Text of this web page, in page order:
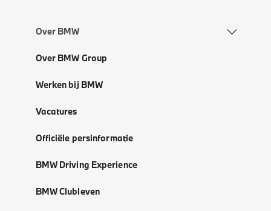
Over BMW
Over BMW Group
Werken bij BMW
Vacatures
Officiële persinformatie
BMW Driving Experience
BMW Clubleven